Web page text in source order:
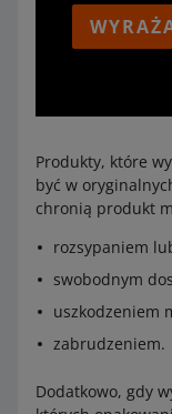
Produkty, które
być w
chronią produkt
rozsypaniem
swobodnym
uszkodzeniem
zabrudzeniem.
Dodatkowo, gdy